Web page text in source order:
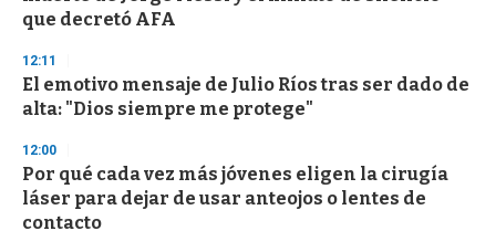
que decretó AFA
12:11
El emotivo mensaje de Julio Ríos tras ser dado de
alta: "Dios siempre me protege"
12:00
Por qué cada vez más jóvenes eligen la cirugía
láser para dejar de usar anteojos o lentes de
contacto